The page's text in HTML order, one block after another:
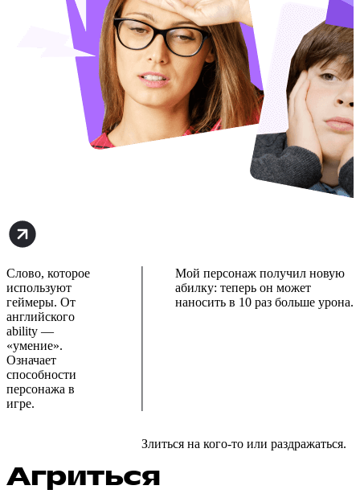
Слово, которое
используют
геймеры. От
английского
ability —
«умение».
Означает
способности
персонажа в
игре.
Мой персонаж получил новую
абилку: теперь он может
наносить в 10 раз больше урона.
Агриться
Злиться на кого-то или раздражаться.